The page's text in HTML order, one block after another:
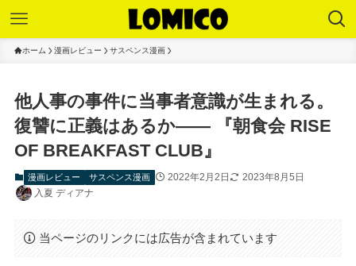
ホーム 漫画レビュー サスペンス漫画
他人事の事件に当事者意識が生まれる。
復讐に正義はあるか—— 『朝食会 RISE
OF BREAKFAST CLUB』
漫画レビュー サスペンス漫画 2022年2月2日
2023年8月5日
入夏 ディアナ
当ページのリンクには広告が含まれています